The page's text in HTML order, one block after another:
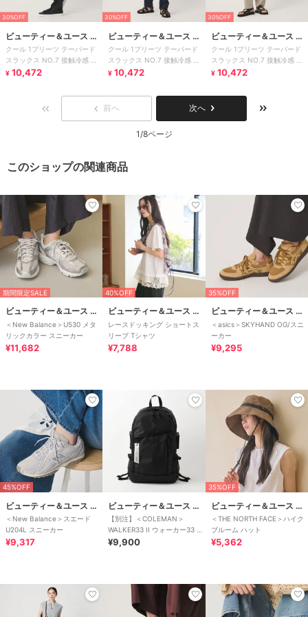
30%OFF
ビューティー＆ユース ユ
ナイテッドアローズ
クール 1プリーツ テーパード
スラックス NO.7 接触冷感 ヨ
コストレッチ
¥ 10,472
30%OFF
ビューティー＆ユース ユ
ナイテッドアローズ
クール 1プリーツ テーパード
スラックス NO.7 接触冷感 ヨ
コストレッチ
¥ 10,472
30%OFF
ビューティー＆ユース ユ
ナイテッドアローズ
クール 1プリーツ テーパード
スラックス NO.7 接触冷感 ヨ
コストレッチ
¥ 10,472
前へ 次へ
1/8ページ
このショップの関連商品
期間限定SALE
ビューティー＆ユース ユナイテッドアローズ
＜New Balance＞U530 メタ
リックカラー スニーカー
¥11,682
40%OFF
ビューティー＆ユース ユナイテッドアローズ
レースドッキング ショートス
リーブ Tシャツ
¥7,788
35%OFF
ビューティー＆ユース ユナイテッドアローズ
＜asics＞SKYHAND OG/スニ
ーカー
¥9,295
45%OFF
ビューティー＆ユース ユナイテッドアローズ
＜New Balance＞スエード
U204L スニーカー
¥9,317
ビューティー＆ユース ユナイテッドアローズ
【別注】＜COLEMAN＞
WALKER33 II ウォーカー33 バ
ッグ
¥9,900
35%OFF
ビューティー＆ユース ユナイテッドアローズ
＜THE NORTH FACE＞ハイク
ブルーム ハット
¥5,362